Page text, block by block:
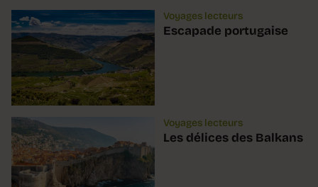
Voyages lecteurs
Escapade portugaise
Voyages lecteurs
Les délices des Balkans